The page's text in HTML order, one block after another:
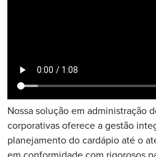
Nossa solução em administração
corporativas oferece a gestão
planejamento do cardápio até o